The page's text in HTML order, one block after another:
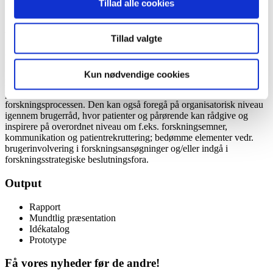
Tillad alle cookies
Tillad valgte
Kun nødvendige cookies
Innovationschef
brian.holch.kristensen@regionh.dk
Fakta
Brugerinvolvering kan foregå direkte i forskningsprojekterne, hvor
patienter og pårørende inddrages i forskellige led af
forskningsprocessen. Den kan også foregå på organisatorisk niveau
igennem brugerråd, hvor patienter og pårørende kan rådgive og
inspirere på overordnet niveau om f.eks. forskningsemner,
kommunikation og patientrekruttering; bedømme elementer vedr.
brugerinvolvering i forskningsansøgninger og/eller indgå i
forskningsstrategiske beslutningsfora.
Output
Rapport
Mundtlig præsentation
Idékatalog
Prototype
Få vores nyheder før de andre!